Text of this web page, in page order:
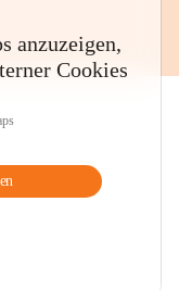
anzuzeigen,
Cookies